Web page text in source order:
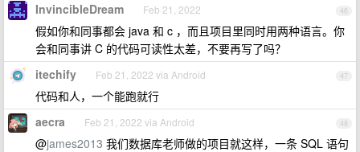
46
InvincibleDream Feb 21, 2022
假如你和同事都会 java 和 c ，而且项目里同时用两种语言。你
会和同事讲 C 的代码可读性太差，不要再写了吗？
47
itechify Feb 21, 2022 via Android
代码和人，一个能跑就行
48
aecra Feb 21, 2022 via Android
@james2013 我们数据库老师做的项目就这样，一条 SQL 语句